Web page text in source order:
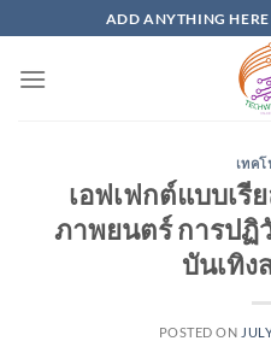
to
content
ADD ANYTHING
เทค
เอฟเฟกต์แบบเรี
ภาพยนตร์ การปฏิ
บันเทิง
POSTED ON